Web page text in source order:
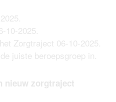
10-2025.
Zorgtraject 06-10-2025.
juiste beroepsgroep in.
nieuw zorgtraject